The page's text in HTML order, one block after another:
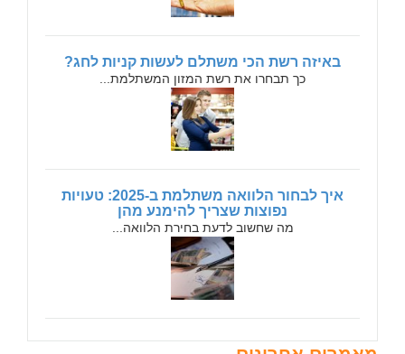
באיזה רשת הכי משתלם לעשות קניות לחג?
כך תבחרו את רשת המזון המשתלמת...
איך לבחור הלוואה משתלמת ב-2025: טעויות
נפוצות שצריך להימנע מהן
מה שחשוב לדעת בחירת הלוואה...